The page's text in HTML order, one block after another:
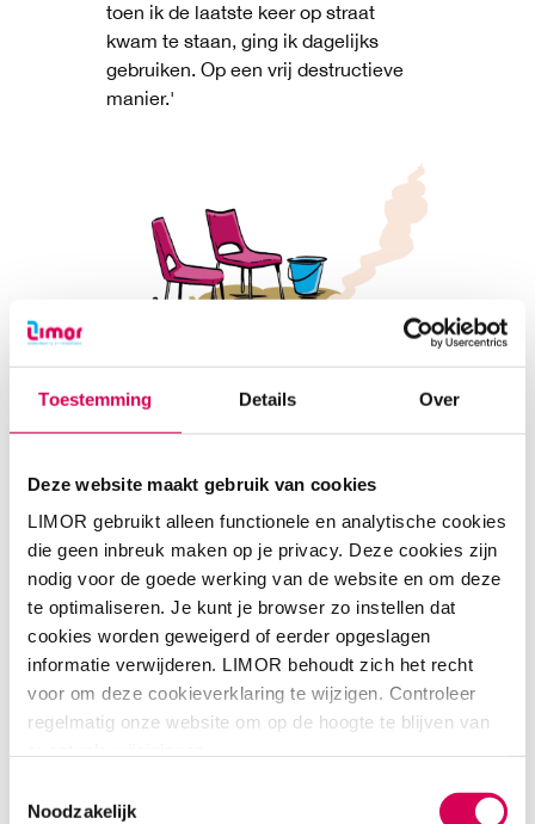
Toestemming Details Over
Deze website maakt gebruik van cookies
LIMOR gebruikt alleen functionele en analytische cookies
die geen inbreuk maken op je privacy. Deze cookies zijn
nodig voor de goede werking van de website en om deze
te optimaliseren. Je kunt je browser zo instellen dat
cookies worden geweigerd of eerder opgeslagen
informatie verwijderen. LIMOR behoudt zich het recht
voor om deze cookieverklaring te wijzigen. Controleer
regelmatig onze website om op de hoogte te blijven van
Noodzakelijk
toen ik de laatste keer op straat
kwam te staan, ging ik dagelijks
gebruiken. Op een vrij destructieve
manier.'
'Ja nou, niet ineens natuurlijk. Een
kameraad van me beheert een
crossbaan. Toen hij hoorde dat ik
dakloos was, bood hij aan samen een
hut te bouwen op dat terrein. Ik keek
hem aan: ‘Een hut?!’ Zo gezegd zo
gedaan. Officieel mocht het niet van
de gemeente, maar ze zagen het
door de vingers. Wat moet je anders?
hoofdstad gestuurd, maar geld voor